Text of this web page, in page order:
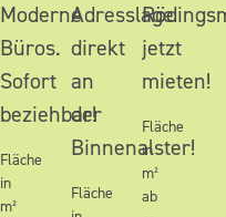
Moderne
Büros.
Sofort
beziehbar!
Fläche
in
m²
Adresslage
direkt
an
der
Binnenalster!
Fläche
jetzt
mieten!
Fläche
in
m²
ab